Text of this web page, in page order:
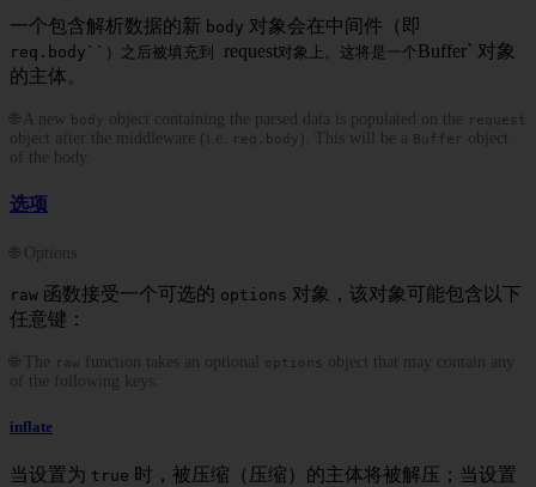
一个包含解析数据的新 body 对象会在中间件（即
req.body``）之后被填充到 request对象上。这将是一个Buffer` 对象
的主体。
🌐 A new body object containing the parsed data is populated on the request
object after the middleware (i.e. req.body ). This will be a Buffer object
of the body.
选项
🌐 Options
raw 函数接受一个可选的 options 对象，该对象可能包含以下
任意键：
🌐 The raw function takes an optional options object that may contain any
of the following keys:
inflate
当设置为 true 时，被压缩（压缩）的主体将被解压；当设置